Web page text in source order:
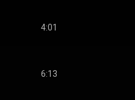
4:01
6:13